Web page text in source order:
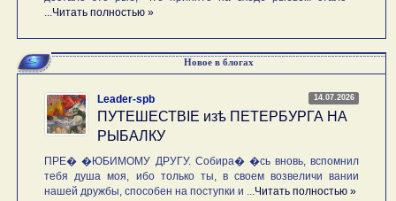
...Читать полностью »
Новое в блогах
14.07.2026
Leader-spb
ПУТЕШЕСТВIE изѣ ПЕТЕРБУРГА НА
РЫБАЛКУ
ПРЕ� �ЮБИМОМУ ДРУГУ. Собира� �сь вновь, вспомнил
тебя душа моя, ибо только ты, в своем возвеличи вании
нашей дружбы, способен на поступки и ...Читать полностью »